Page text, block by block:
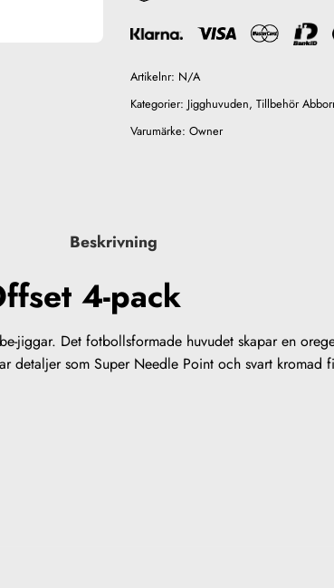
Artikelnr: N/A
Kategorier: Jigghuvuden, Tillbehör
Varumärke: Owner
Beskrivning
4-pack
jiggar. Det fotbollsformade huvudet skapar en
detaljer som Super Needle Point och svart kromad